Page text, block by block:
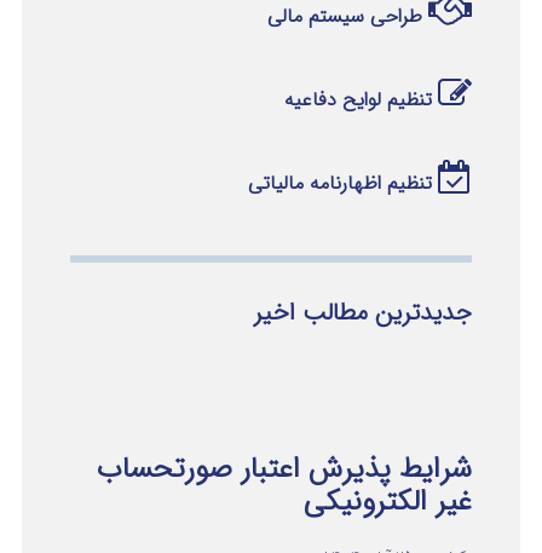
طراحی سیستم مالی
تنظیم لوایح دفاعیه
تنظیم اظهارنامه مالیاتی
جدیدترین مطالب اخیر
شرایط پذیرش اعتبار صورتحساب
غیر الکترونیکی